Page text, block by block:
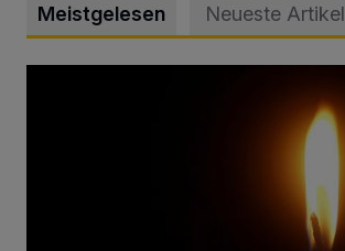
Meistgelesen Neueste Artikel